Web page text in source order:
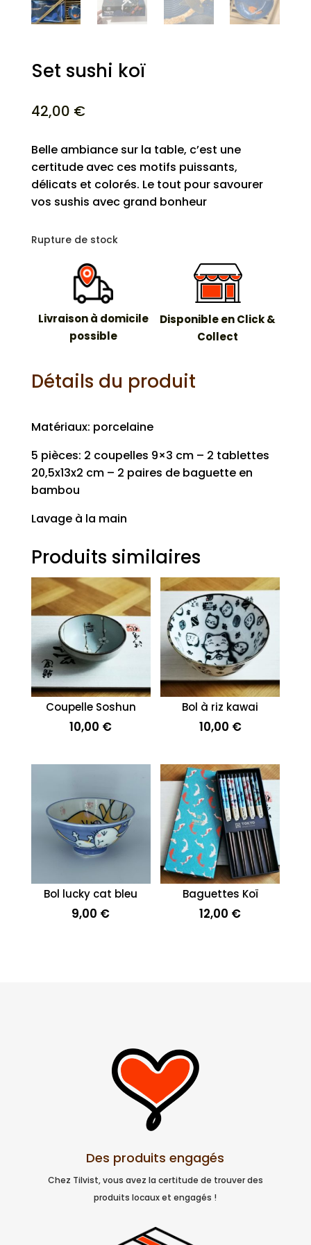
Set sushi koï
42,00 €
Belle ambiance sur la table, c’est une
certitude avec ces motifs puissants,
délicats et colorés. Le tout pour savourer
vos sushis avec grand bonheur
Rupture de stock
Livraison à domicile
possible
Disponible en Click &
Collect
Détails du produit
Matériaux: porcelaine
5 pièces: 2 coupelles 9×3 cm – 2 tablettes
20,5x13x2 cm – 2 paires de baguette en
bambou
Lavage à la main
Produits similaires
Coupelle Soshun
10,00 €
Bol à riz kawai
10,00 €
Bol lucky cat bleu
9,00 €
Baguettes Koï
12,00 €
Des produits engagés
Chez Tilvist, vous avez la certitude de trouver des
produits locaux et engagés !